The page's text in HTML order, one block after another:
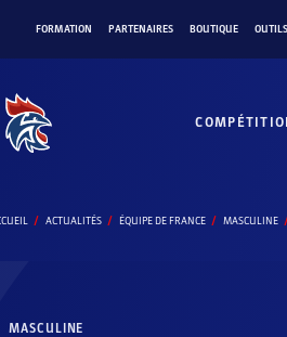
FORMATION PARTENAIRES BOUTIQUE OUTILS
ACTUALITÉS ÉQUIPE DE FRANCE MASCULINE
MASCULINE